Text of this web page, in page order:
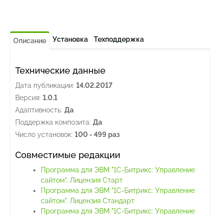
Описание Установка Техподдержка
Технические данные
Дата публикации: 14.02.2017
Версия: 1.0.1
Адаптивность: Да
Поддержка композита: Да
Число установок: 100 - 499 раз
Совместимые редакции
Программа для ЭВМ "1С-Битрикс: Управление
сайтом". Лицензия Старт
Программа для ЭВМ "1С-Битрикс: Управление
сайтом". Лицензия Стандарт
Программа для ЭВМ "1С-Битрикс: Управление